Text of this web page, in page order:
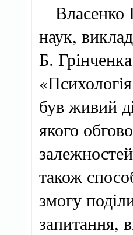
Власенко
наук,
Б.
був живий
якого
також
змогу
запитання,